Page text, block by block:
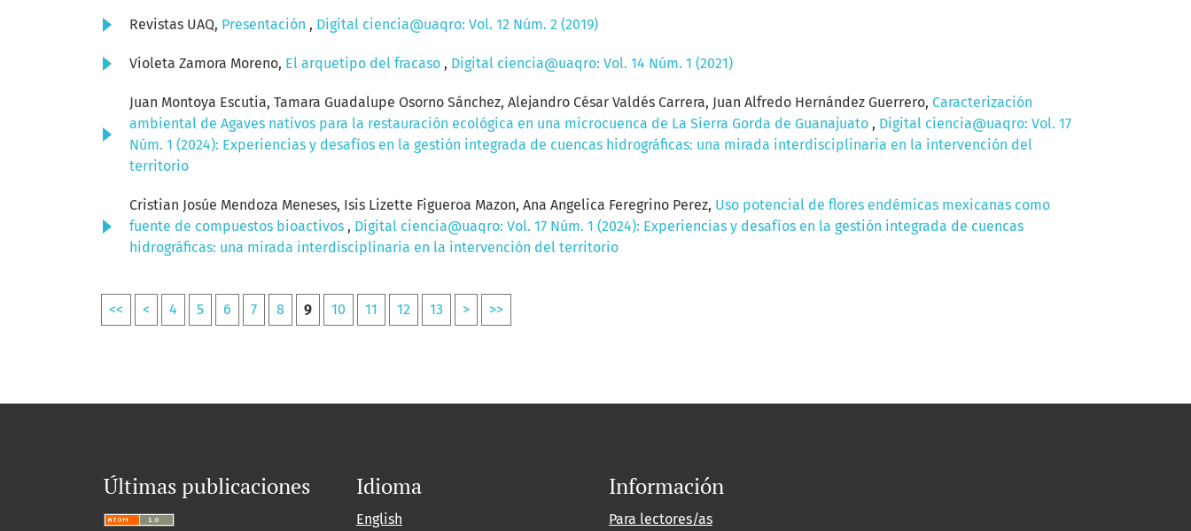
Revistas UAQ, Presentación , Digital ciencia@uaqro: Vol. 12 Núm. 2 (2019)
Violeta Zamora Moreno, El arquetipo del fracaso , Digital ciencia@uaqro: Vol. 14 Núm. 1 (2021)
Juan Montoya Escutia, Tamara Guadalupe Osorno Sánchez, Alejandro César Valdés Carrera, Juan Alfredo Hernández Guerrero, Caracterización
ambiental de Agaves nativos para la restauración ecológica en una microcuenca de La Sierra Gorda de Guanajuato , Digital ciencia@uaqro: Vol. 17
Núm. 1 (2024): Experiencias y desafíos en la gestión integrada de cuencas hidrográficas: una mirada interdisciplinaria en la intervención del
territorio
Cristian Josúe Mendoza Meneses, Isis Lizette Figueroa Mazon, Ana Angelica Feregrino Perez, Uso potencial de flores endémicas mexicanas como
fuente de compuestos bioactivos , Digital ciencia@uaqro: Vol. 17 Núm. 1 (2024): Experiencias y desafíos en la gestión integrada de cuencas
hidrográficas: una mirada interdisciplinaria en la intervención del territorio
<< < 4 5 6 7 8 9 10 11 12 13 > >>
Últimas publicaciones Idioma
English
Información
Para lectores/as